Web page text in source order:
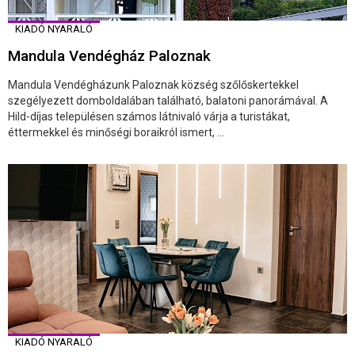
KIADÓ NYARALÓ
Mandula Vendégház Paloznak
Mandula Vendégházunk Paloznak község szőlőskertekkel
szegélyezett domboldalában található, balatoni panorámával. A
Hild-díjas településen számos látnivaló várja a turistákat,
éttermekkel és minőségi boraikról ismert, ...
KIADÓ NYARALÓ